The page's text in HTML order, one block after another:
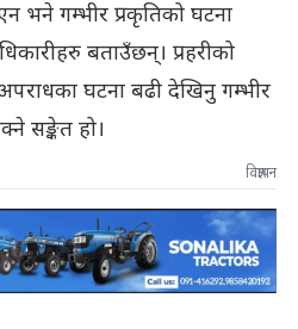
भने गम्भीर प्रकृतिको घटना
बताउँछन्। प्रहरीको
घटना बढी देखिनु गम्भीर
सङ्केत हो।
विज्ञापन